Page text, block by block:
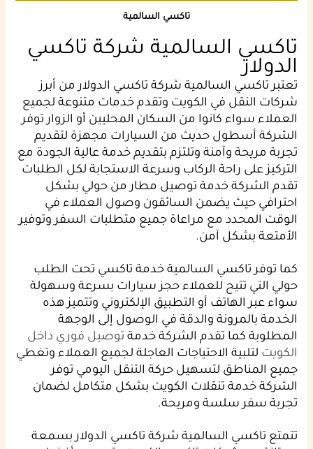
تاكسي السالمية
تاكسي السالمية شركة تاكسي
الدولار
تعتبر تاكسي السالمية شركة تاكسي الدولار من أبرز
شركات النقل في الكويت وتقدم خدمات متنوعة لجميع
العملاء سواء كانوا من السكان المحليين أو الزوار توفر
الشركة أسطول حديث من السيارات مجهزة لتقديم
تجربة مريحة وآمنة وتلتزم بتقديم خدمة عالية الجودة مع
التركيز على راحة الركاب وسرعة الاستجابة لكل الطلبات
تقدم الشركة خدمة توصيل مطار من حولي بشكل
احترافي حيث يضمن السائقون وصول العملاء في
الوقت المحدد مع مراعاة جميع متطلبات السفر وتوفير
الأمتعة بشكل آمن.
كما توفر تاكسي السالمية خدمة تاكسي تحت الطلب
حولي التي تتيح للعملاء حجز سيارات بسرعة وسهولة
سواء عبر الهاتف أو التطبيق الإلكتروني وتتميز هذه
الخدمة بالمرونة والدقة في الوصول إلى الوجهة
المطلوبة كما تقدم الشركة خدمة توصيل فوري داخل
الكويت لتلبية الاحتياجات العاجلة لجميع العملاء وتغطي
جميع المناطق لتسهيل حركة التنقل اليومي توفر
الشركة خدمة تنقلات الكويت بشكل متكامل لضمان
تجربة سفر سلسة ومريحة.
تتمتع تاكسي السالمية شركة تاكسي الدولار بسمعة